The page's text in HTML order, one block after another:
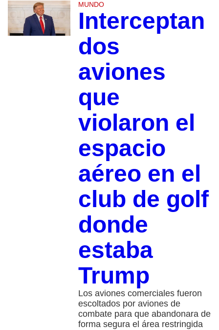
MUNDO
Interceptan
dos
aviones
que
violaron el
espacio
aéreo en el
club de golf
donde
estaba
Trump
Los aviones comerciales fueron
escoltados por aviones de
combate para que abandonara de
forma segura el área restringida